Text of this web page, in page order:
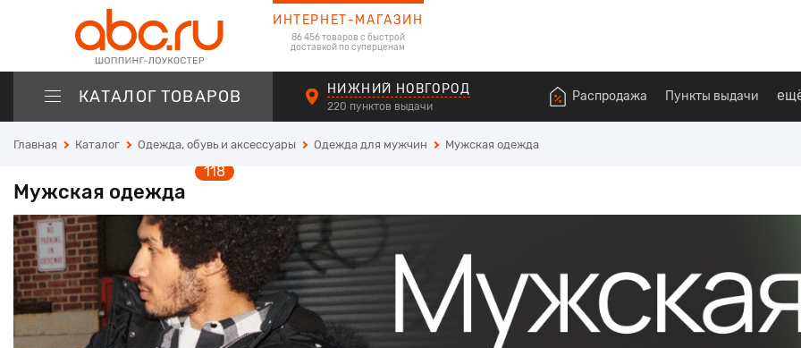
ИНТЕРНЕТ-МАГАЗИН
86 456 товаров с быстрой
доставкой по суперценам
КАТАЛОГ ТОВАРОВ НИЖНИЙ НОВГОРОД
220 пунктов выдачи
Распродажа Пункты выдачи
Главная Каталог Одежда, обувь и аксессуары Одежда для мужчин Мужская одежда
Мужская одежда
118